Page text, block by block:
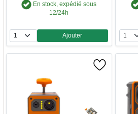
En stock, expédié sous
12/24h
Quantité
Ajouter